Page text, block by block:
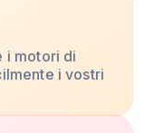
i motori di
i vostri